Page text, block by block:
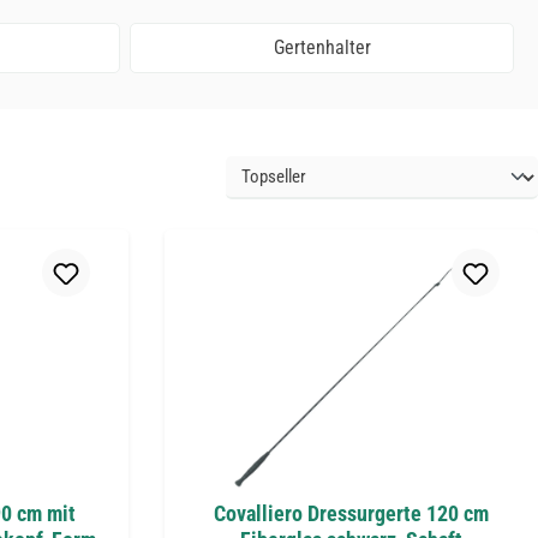
Gertenhalter
cm mit
Covalliero Dressurgerte 120 cm